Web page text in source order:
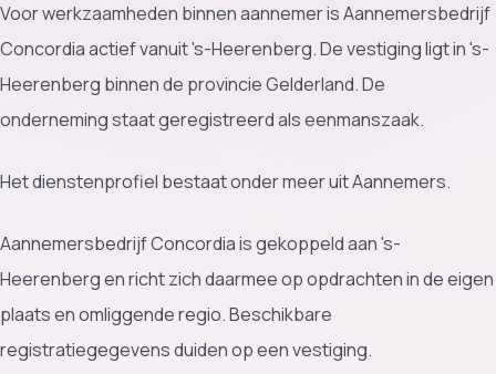
Voor werkzaamheden binnen aannemer is Aannemersbedrijf
Concordia actief vanuit 's-Heerenberg. De vestiging ligt in 's-
Heerenberg binnen de provincie Gelderland. De
onderneming staat geregistreerd als eenmanszaak.
Het dienstenprofiel bestaat onder meer uit Aannemers.
Aannemersbedrijf Concordia is gekoppeld aan 's-
Heerenberg en richt zich daarmee op opdrachten in de eigen
plaats en omliggende regio. Beschikbare
registratiegegevens duiden op een vestiging.